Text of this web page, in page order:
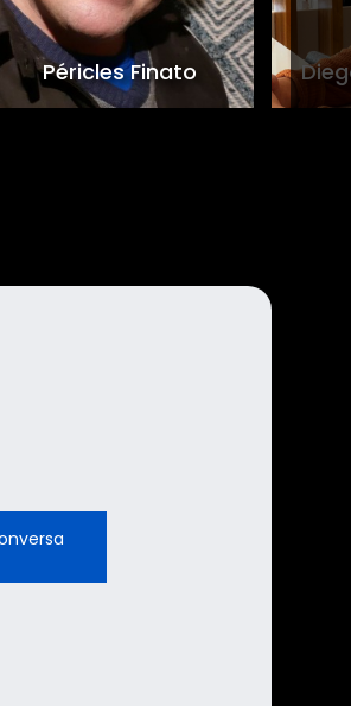
Péricles Finato